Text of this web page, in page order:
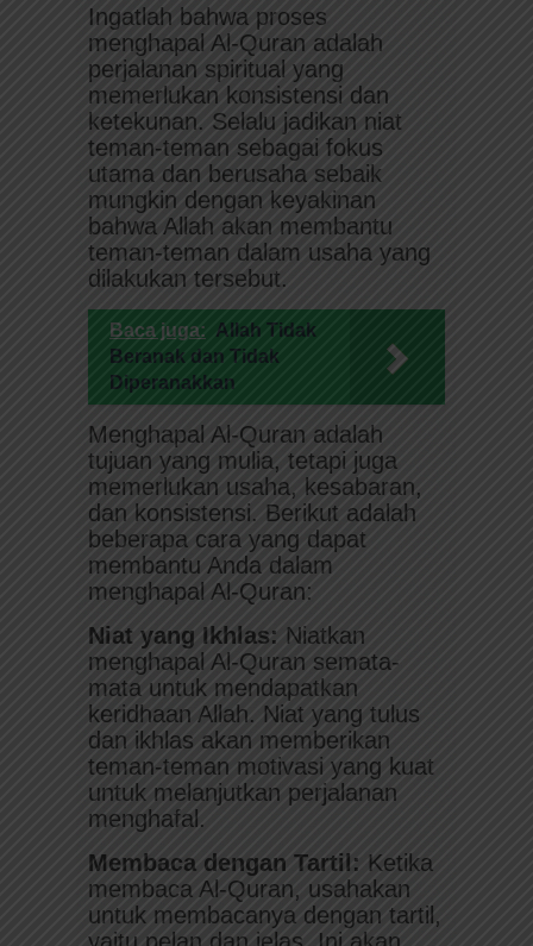
Ingatlah bahwa proses
menghapal Al-Quran adalah
perjalanan spiritual yang
memerlukan konsistensi dan
ketekunan. Selalu jadikan niat
teman-teman sebagai fokus
utama dan berusaha sebaik
mungkin dengan keyakinan
bahwa Allah akan membantu
teman-teman dalam usaha yang
dilakukan tersebut.
Baca juga: Allah Tidak
Beranak dan Tidak
Diperanakkan
Menghapal Al-Quran adalah
tujuan yang mulia, tetapi juga
memerlukan usaha, kesabaran,
dan konsistensi. Berikut adalah
beberapa cara yang dapat
membantu Anda dalam
menghapal Al-Quran:
Niat yang Ikhlas: Niatkan
menghapal Al-Quran semata-
mata untuk mendapatkan
keridhaan Allah. Niat yang tulus
dan ikhlas akan memberikan
teman-teman motivasi yang kuat
untuk melanjutkan perjalanan
menghafal.
Membaca dengan Tartil: Ketika
membaca Al-Quran, usahakan
untuk membacanya dengan tartil,